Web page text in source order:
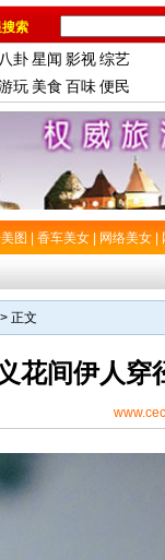
索
八卦星闻 影视综艺
玩 美食 百味便民
图 香车美女 网络美女
> 正文
花间伊人穿